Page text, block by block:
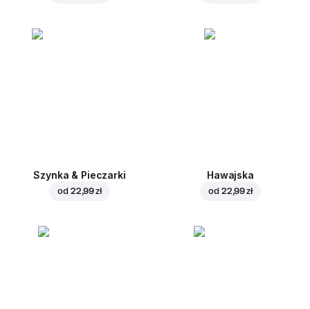
Szynka & Pieczarki
od 22,99 zł
Hawajska
od 22,99 zł